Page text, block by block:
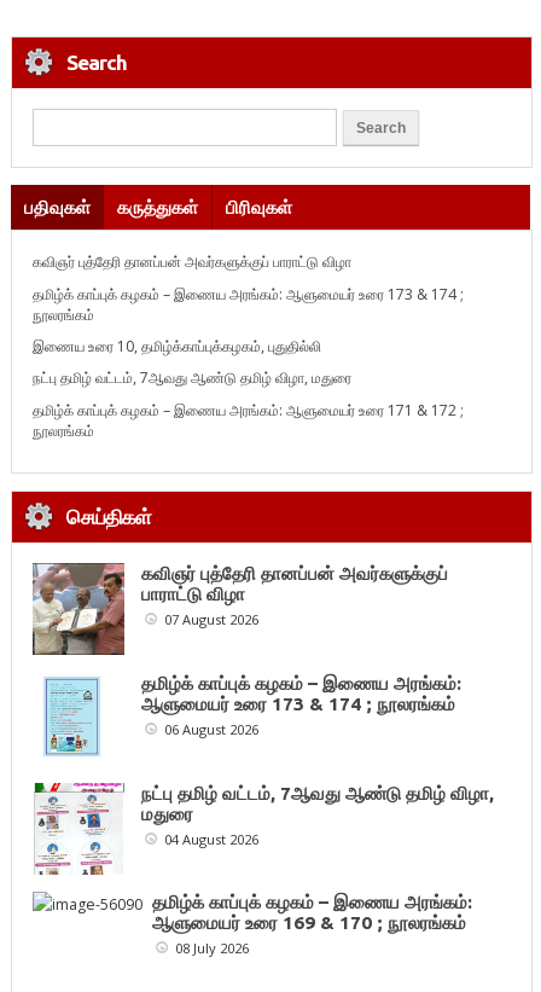
Search
பதிவுகள் கருத்துகள் பிரிவுகள்
கவிஞர் புத்தேரி தானப்பன் அவர்களுக்குப் பாராட்டு விழா
தமிழ்க் காப்புக் கழகம் – இணைய அரங்கம்: ஆளுமையர் உரை 173 & 174 ;
நூலரங்கம்
இணைய உரை 10, தமிழ்க்காப்புக்கழகம், புதுதில்லி
நட்பு தமிழ் வட்டம், 7ஆவது ஆண்டு தமிழ் விழா, மதுரை
தமிழ்க் காப்புக் கழகம் – இணைய அரங்கம்: ஆளுமையர் உரை 171 & 172 ;
நூலரங்கம்
செய்திகள்
கவிஞர் புத்தேரி தானப்பன் அவர்களுக்குப்
பாராட்டு விழா
07 August 2026
தமிழ்க் காப்புக் கழகம் – இணைய அரங்கம்:
ஆளுமையர் உரை 173 & 174 ; நூலரங்கம்
06 August 2026
நட்பு தமிழ் வட்டம், 7ஆவது ஆண்டு தமிழ் விழா,
மதுரை
04 August 2026
தமிழ்க் காப்புக் கழகம் – இணைய அரங்கம்:
ஆளுமையர் உரை 169 & 170 ; நூலரங்கம்
08 July 2026